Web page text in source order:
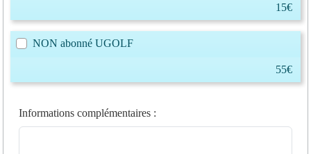
15€
NON abonné UGOLF
55€
Informations complémentaires :